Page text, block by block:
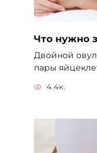
Что нужно
Двойной
пары
4.4к.